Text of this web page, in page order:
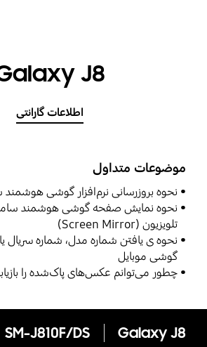
J8
اطلاعات گارانتی
موضوعات متداول
نحوه بروزرسانی نرم‌افزار گوشی
نحوه نمایش صفحه گوشی هوشمند
تلویزیون (Screen Mirror)
گوشی موبایل
چطور می‌توانم عکس‌های پاک‌شده را
Galaxy J8
SM-J810F/DS